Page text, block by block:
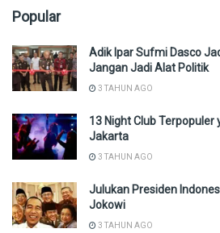
Popular
Adik Ipar Sufmi Dasco
Jangan Jadi Alat Politik
3 TAHUN AGO
13 Night Club Terpopuler
Jakarta
3 TAHUN AGO
Julukan Presiden
Jokowi
3 TAHUN AGO